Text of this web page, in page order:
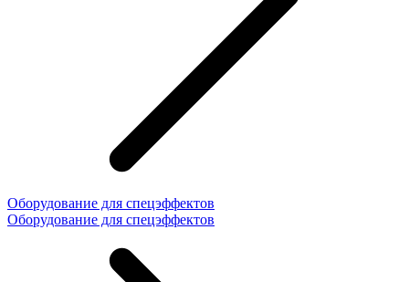
Оборудование для спецэффектов
Оборудование для спецэффектов